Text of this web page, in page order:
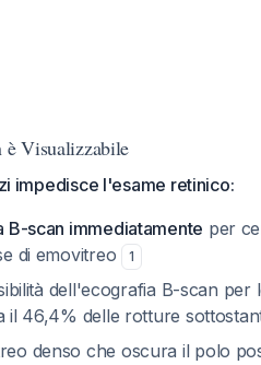
è Visualizzabile
impedisce l'esame retinico:
B-scan immediatamente per
di emovitreo
1
dell'ecografia B-scan
il 46,4% delle rotture
denso che oscura il polo